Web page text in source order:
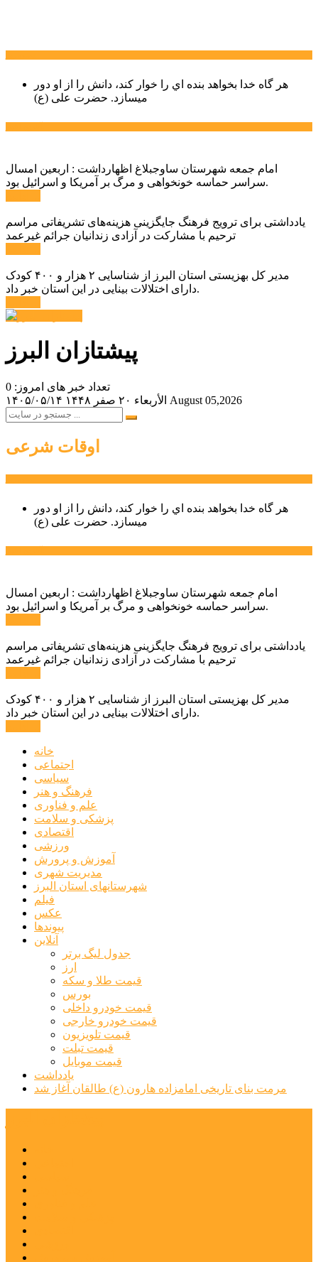
هر گاه خدا بخواهد بنده اي را خوار كند، دانش را از او دور
میسازد. حضرت علی (ع)
امام جمعه شهرستان ساوجبلاغ اظهارداشت : اربعین امسال
سراسر حماسه خونخواهی و مرگ بر آمریکا و اسرائیل بود.
یادداشتی برای ترویج فرهنگ جایگزینی هزینه‌های تشریفاتی مراسم
ترحیم با مشارکت در آزادی زندانیان جرائم غیرعمد
مدیر کل بهزیستی استان البرز از شناسایی ۲ هزار و ۴۰۰ کودک
دارای اختلالات بینایی در این استان خبر داد.
پیشتازان البرز
تعداد خبر های امروز: 0
۱۴۰۵/۰۵/۱۴
الأربعاء ۲۰ صفر ۱۴۴۸ August 05,2026
اوقات شرعی
هر گاه خدا بخواهد بنده اي را خوار كند، دانش را از او دور
میسازد. حضرت علی (ع)
امام جمعه شهرستان ساوجبلاغ اظهارداشت : اربعین امسال
سراسر حماسه خونخواهی و مرگ بر آمریکا و اسرائیل بود.
یادداشتی برای ترویج فرهنگ جایگزینی هزینه‌های تشریفاتی مراسم
ترحیم با مشارکت در آزادی زندانیان جرائم غیرعمد
مدیر کل بهزیستی استان البرز از شناسایی ۲ هزار و ۴۰۰ کودک
دارای اختلالات بینایی در این استان خبر داد.
خانه
اجتماعی
سیاسی
فرهنگ و هنر
علم و فناوری
پزشکی و سلامت
اقتصادی
ورزشی
آموزش و پرورش
مدیریت شهری
شهرستانهای استان البرز
فیلم
عکس
پیوندها
آنلاین
جدول لیگ برتر
ارز
قیمت طلا و سکه
بورس
قیمت خودرو داخلی
قیمت خودرو خارجی
قیمت تلویزیون
قیمت تبلت
قیمت موبایل
یادداشت
مرمت بنای تاریخی امامزاده هارون (ع) طالقان آغاز شد